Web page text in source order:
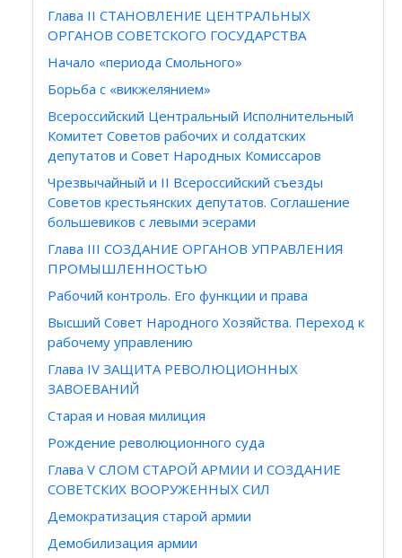
Глава II СТАНОВЛЕНИЕ ЦЕНТРАЛЬНЫХ
ОРГАНОВ СОВЕТСКОГО ГОСУДАРСТВА
Начало «периода Смольного»
Борьба с «викжелянием»
Всероссийский Центральный Исполнительный
Комитет Советов рабочих и солдатских
депутатов и Совет Народных Комиссаров
Чрезвычайный и II Всероссийский съезды
Советов крестьянских депутатов. Соглашение
большевиков с левыми эсерами
Глава III СОЗДАНИЕ ОРГАНОВ УПРАВЛЕНИЯ
ПРОМЫШЛЕННОСТЬЮ
Рабочий контроль. Его функции и права
Высший Совет Народного Хозяйства. Переход к
рабочему управлению
Глава IV ЗАЩИТА РЕВОЛЮЦИОННЫХ
ЗАВОЕВАНИЙ
Старая и новая милиция
Рождение революционного суда
Глава V СЛОМ СТАРОЙ АРМИИ И СОЗДАНИЕ
СОВЕТСКИХ ВООРУЖЕННЫХ СИЛ
Демократизация старой армии
Демобилизация армии